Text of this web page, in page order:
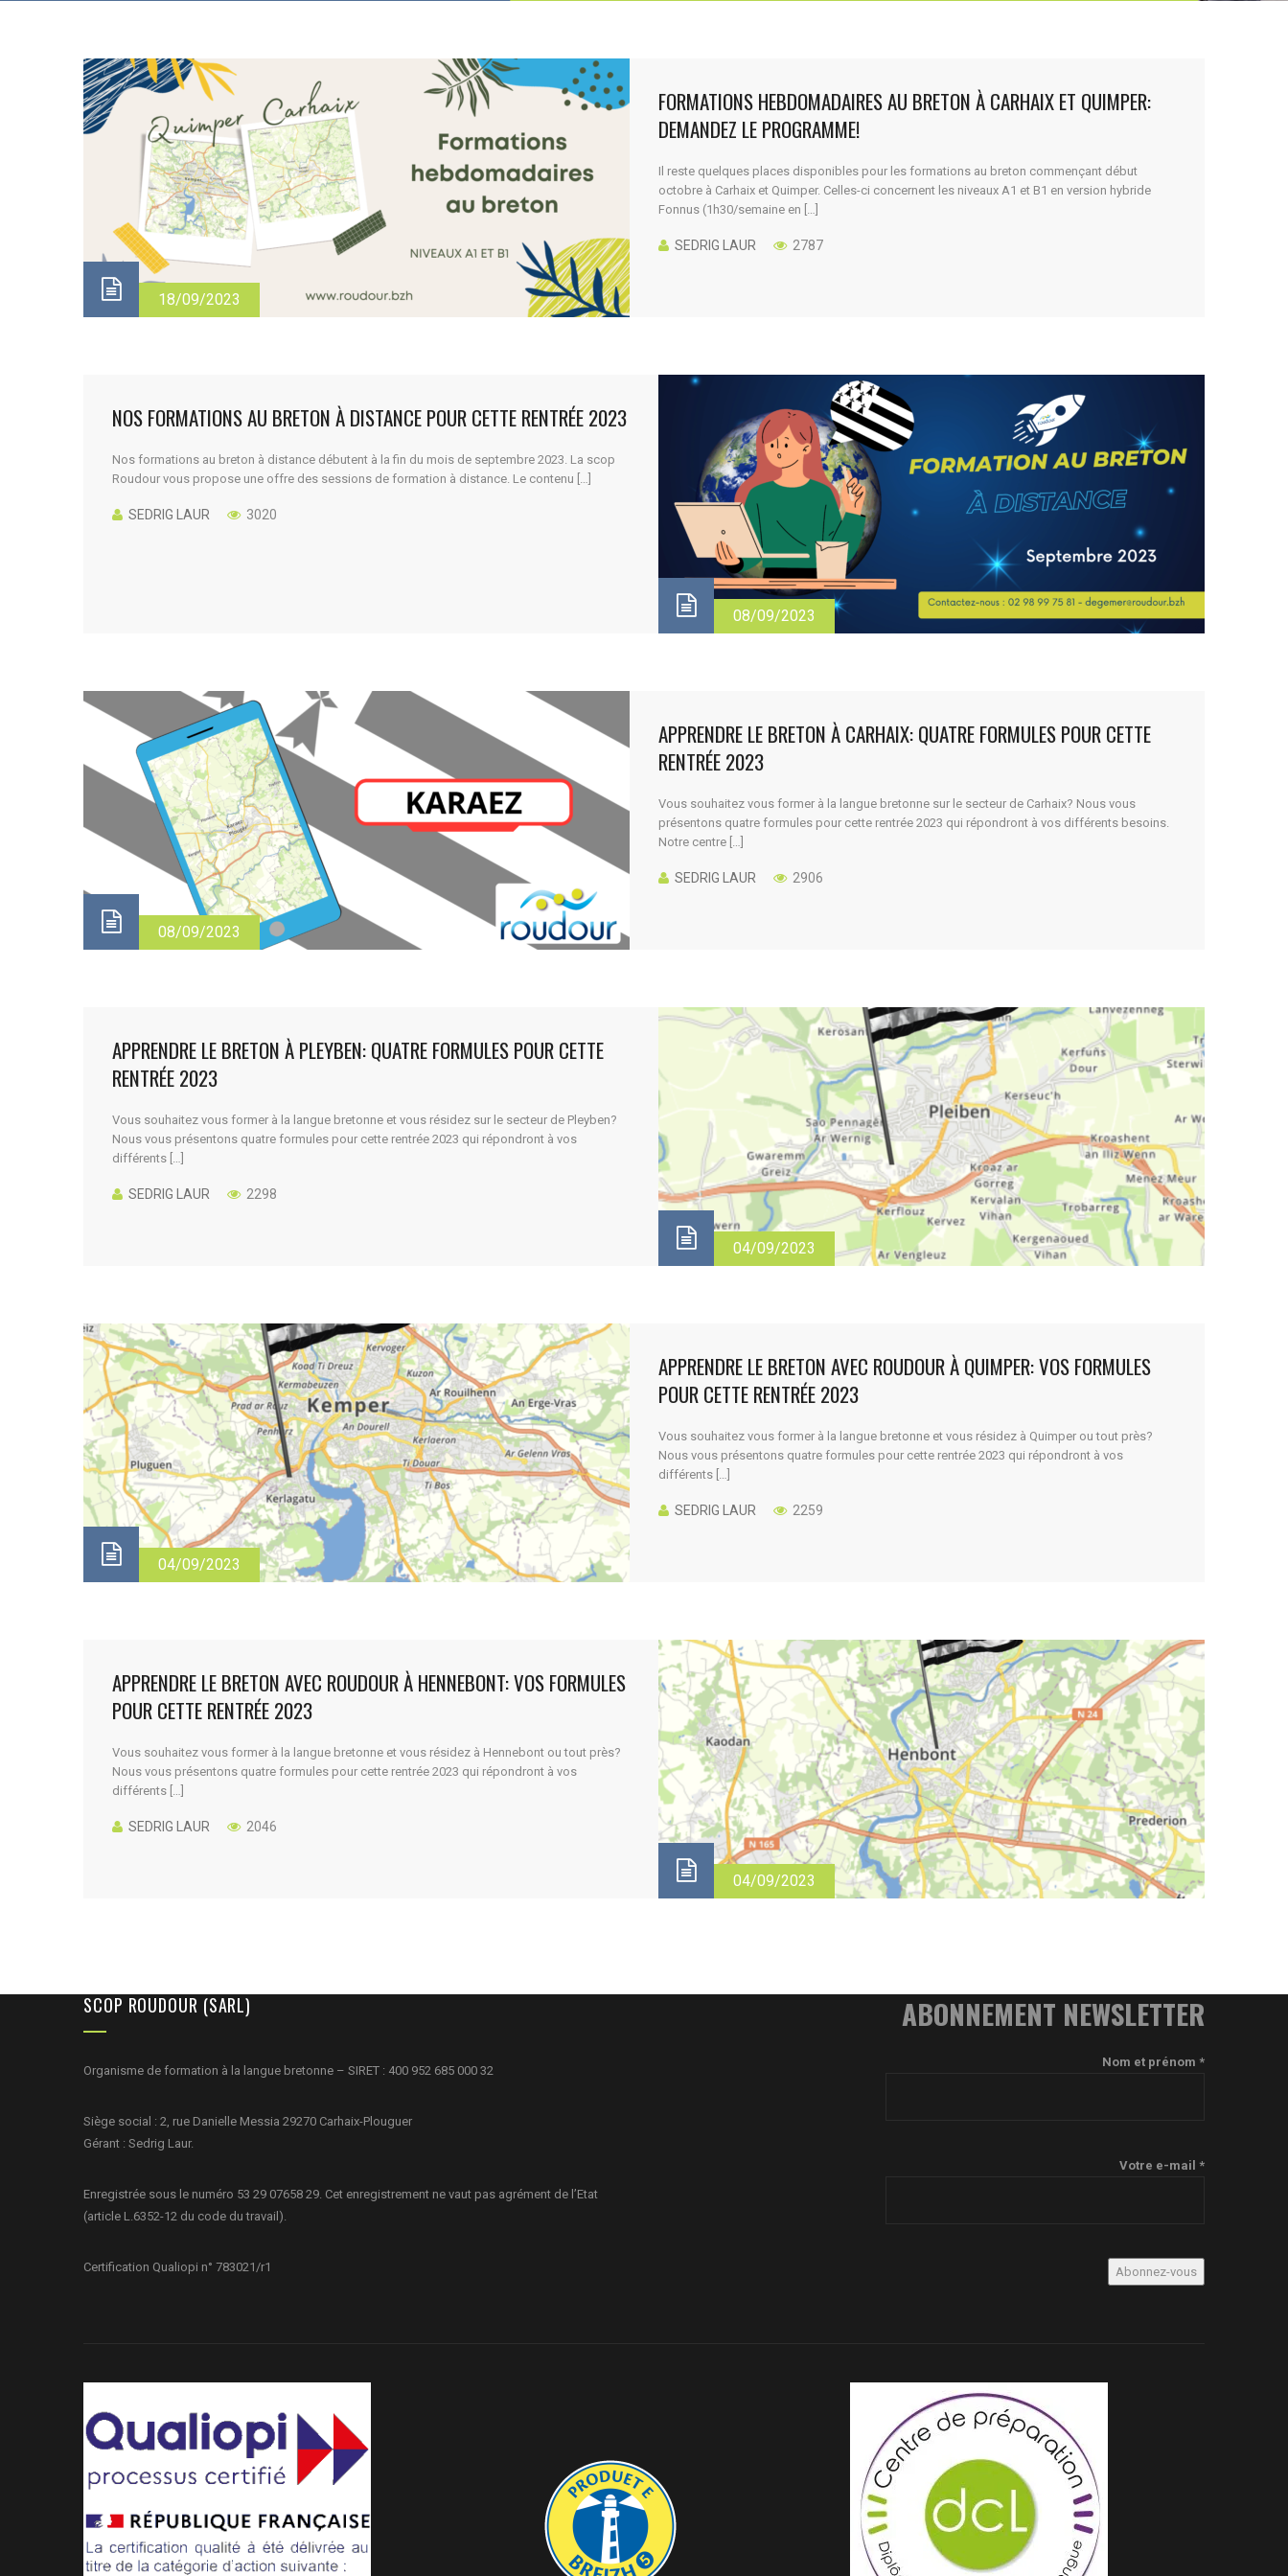
18/09/2023
FORMATIONS HEBDOMADAIRES AU BRETON À CARHAIX ET QUIMPER:
DEMANDEZ LE PROGRAMME!
Il reste quelques places disponibles pour les formations au breton commençant début
octobre à Carhaix et Quimper. Celles-ci concernent les niveaux A1 et B1 en version hybride
Fonnus (1h30/semaine en […]
SEDRIG LAUR 2787
08/09/2023
NOS FORMATIONS AU BRETON À DISTANCE POUR CETTE RENTRÉE 2023
Nos formations au breton à distance débutent à la fin du mois de septembre 2023. La scop
Roudour vous propose une offre des sessions de formation à distance. Le contenu […]
SEDRIG LAUR 3020
08/09/2023
APPRENDRE LE BRETON À CARHAIX: QUATRE FORMULES POUR CETTE
RENTRÉE 2023
Vous souhaitez vous former à la langue bretonne sur le secteur de Carhaix? Nous vous
présentons quatre formules pour cette rentrée 2023 qui répondront à vos différents besoins.
Notre centre […]
SEDRIG LAUR 2906
04/09/2023
APPRENDRE LE BRETON À PLEYBEN: QUATRE FORMULES POUR CETTE
RENTRÉE 2023
Vous souhaitez vous former à la langue bretonne et vous résidez sur le secteur de Pleyben?
Nous vous présentons quatre formules pour cette rentrée 2023 qui répondront à vos
différents […]
SEDRIG LAUR 2298
04/09/2023
APPRENDRE LE BRETON AVEC ROUDOUR À QUIMPER: VOS FORMULES
POUR CETTE RENTRÉE 2023
Vous souhaitez vous former à la langue bretonne et vous résidez à Quimper ou tout près?
Nous vous présentons quatre formules pour cette rentrée 2023 qui répondront à vos
différents […]
SEDRIG LAUR 2259
04/09/2023
APPRENDRE LE BRETON AVEC ROUDOUR À HENNEBONT: VOS FORMULES
POUR CETTE RENTRÉE 2023
Vous souhaitez vous former à la langue bretonne et vous résidez à Hennebont ou tout près?
Nous vous présentons quatre formules pour cette rentrée 2023 qui répondront à vos
différents […]
SEDRIG LAUR 2046
SCOP ROUDOUR (SARL)
Organisme de formation à la langue bretonne – SIRET : 400 952 685 000 32
Siège social : 2, rue Danielle Messia 29270 Carhaix-Plouguer
Gérant : Sedrig Laur.
Enregistrée sous le numéro 53 29 07658 29. Cet enregistrement ne vaut pas agrément de l’Etat
(article L.6352-12 du code du travail).
Certification Qualiopi n° 783021/r1
ABONNEMENT NEWSLETTER
Nom et prénom *
Votre e-mail *